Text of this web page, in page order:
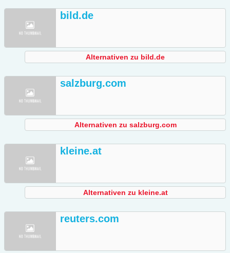
bild.de
Alternativen zu bild.de
salzburg.com
Alternativen zu salzburg.com
kleine.at
Alternativen zu kleine.at
reuters.com